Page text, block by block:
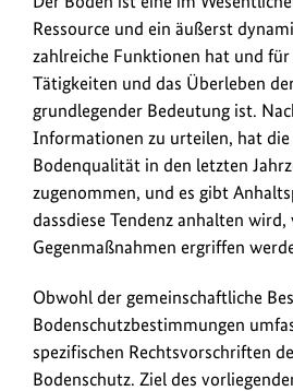
/
L
i
n
k
s
Ressource und ein äußerst
zahlreiche Funktionen hat und für
Tätigkeiten und das Überleben
grundlegender Bedeutung ist.
Informationen zu urteilen, hat die
Bodenqualität in den letzten
zugenommen, und es gibt
dassdiese Tendenz anhalten wird,
Gegenmaßnahmen ergriffen
Obwohl der gemeinschaftliche
Bodenschutzbestimmungen
spezifischen Rechtsvorschriften
Bodenschutz. Ziel des